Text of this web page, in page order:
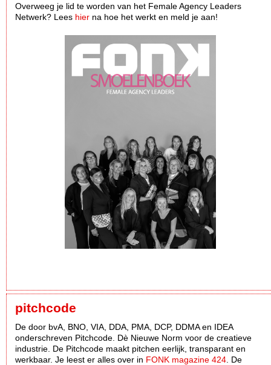
Overweeg je lid te worden van het Female Agency Leaders
Netwerk? Lees hier na hoe het werkt en meld je aan!
pitchcode
De door bvA, BNO, VIA, DDA, PMA, DCP, DDMA en IDEA
onderschreven Pitchcode. Dè Nieuwe Norm voor de creatieve
industrie. De Pitchcode maakt pitchen eerlijk, transparant en
werkbaar. Je leest er alles over in FONK magazine 424 . De